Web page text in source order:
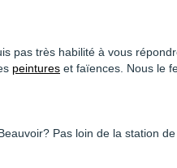
pas très habilité à vous
peintures et faïences. Nous le
Pas loin de la station